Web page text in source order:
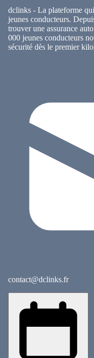
dclinks - La plateforme
jeunes conducteurs.
trouver une assurance
000 jeunes conducteurs
sécurité dès le premier
contact@dclinks.fr